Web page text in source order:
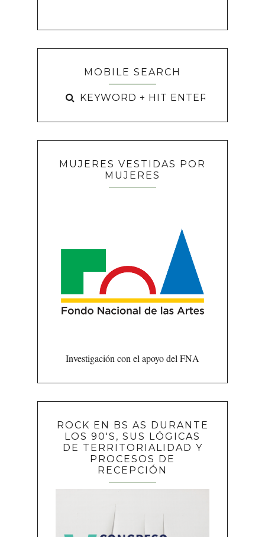
MOBILE SEARCH
MUJERES VESTIDAS POR
MUJERES
Investigación con el apoyo del FNA
ROCK EN BS AS DURANTE
LOS 90'S, SUS LÓGICAS
DE TERRITORIALIDAD Y
PROCESOS DE
RECEPCIÓN